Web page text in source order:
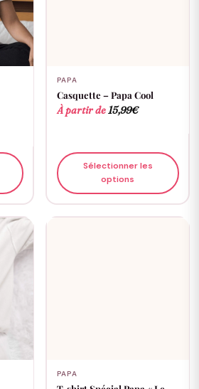
PAPA
Casquette – Papa Cool
À partir de 15,99€
Sélectionner les
options
PAPA